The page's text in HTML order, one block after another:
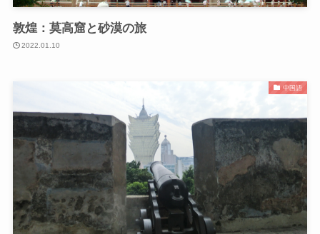
敦煌：莫高窟と砂漠の旅
2022.01.10
中国語